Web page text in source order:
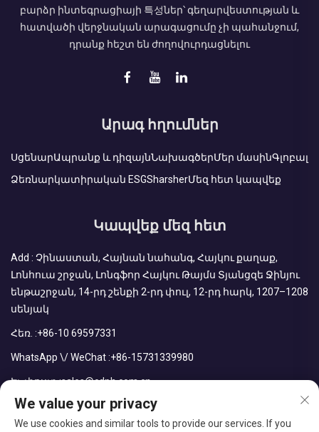
բարձր ինտեգրացիայի 특성ներ՝ գեղարվեստության և
հատվածի վերջնական արագացումը չի պահանջում,
դրանք հեշտ են ժողովուրդացնելու
Արագ հղումներ
ՍցենարԱպրանք և դիզայնՆախագծերՄեր մասինԳլոբալ
Ձեռնարկատիրական ESGSharsherՄեզ հետ կապվեք
Կապվեք մեզ հետ
Add : Չինաստան, Հայնան նահանգ, Հայկու քաղաք,
Լոնհուա շրջան, Լոնգֆոր Հայկու Թայմս Տյանցզե Ջինյու
ենթաշրջան, 14-րդ շենքի 2-րդ փուլ, 12-րդ հարկ, 1207–1208
սենյակ
Հեռ. :+86-10 69597331
WhatsApp \/ WeChat :+86-15731339980
Էլ. փոստ :sales@cdph.com.cn
We value your privacy
We use cookies and similar tools to provide our services. If you